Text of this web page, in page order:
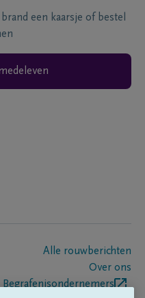
een kaarsje of bestel
Alle rouwberichten
Over ons
Begrafenisondernemers